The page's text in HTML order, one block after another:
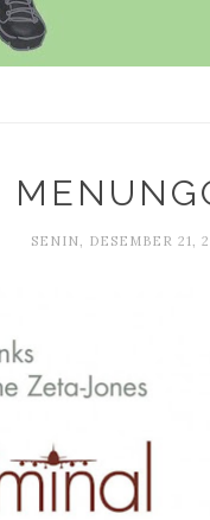
SENIN, DESEMBER 21,